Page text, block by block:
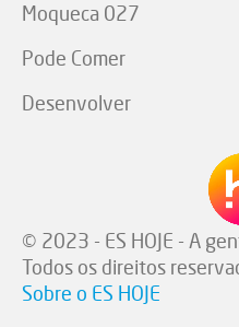
Moqueca 027
Pode Comer
Desenvolver
© 2023 - ES HOJE - A
Todos os direitos
Sobre o ES HOJE